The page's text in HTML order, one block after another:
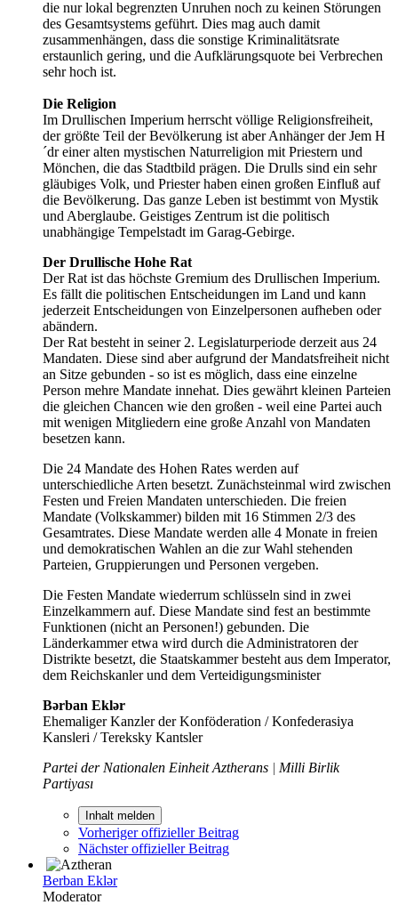
die nur lokal begrenzten Unruhen noch zu keinen Störungen
des Gesamtsystems geführt. Dies mag auch damit
zusammenhängen, dass die sonstige Kriminalitätsrate
erstaunlich gering, und die Aufklärungsquote bei Verbrechen
sehr hoch ist.
Die Religion
Im Drullischen Imperium herrscht völlige Religionsfreiheit,
der größte Teil der Bevölkerung ist aber Anhänger der Jem H
´dr einer alten mystischen Naturreligion mit Priestern und
Mönchen, die das Stadtbild prägen. Die Drulls sind ein sehr
gläubiges Volk, und Priester haben einen großen Einfluß auf
die Bevölkerung. Das ganze Leben ist bestimmt von Mystik
und Aberglaube. Geistiges Zentrum ist die politisch
unabhängige Tempelstadt im Garag-Gebirge.
Der Drullische Hohe Rat
Der Rat ist das höchste Gremium des Drullischen Imperium.
Es fällt die politischen Entscheidungen im Land und kann
jederzeit Entscheidungen von Einzelpersonen aufheben oder
abändern.
Der Rat besteht in seiner 2. Legislaturperiode derzeit aus 24
Mandaten. Diese sind aber aufgrund der Mandatsfreiheit nicht
an Sitze gebunden - so ist es möglich, dass eine einzelne
Person mehre Mandate innehat. Dies gewährt kleinen Parteien
die gleichen Chancen wie den großen - weil eine Partei auch
mit wenigen Mitgliedern eine große Anzahl von Mandaten
besetzen kann.
Die 24 Mandate des Hohen Rates werden auf
unterschiedliche Arten besetzt. Zunächsteinmal wird zwischen
Festen und Freien Mandaten unterschieden. Die freien
Mandate (Volkskammer) bilden mit 16 Stimmen 2/3 des
Gesamtrates. Diese Mandate werden alle 4 Monate in freien
und demokratischen Wahlen an die zur Wahl stehenden
Parteien, Gruppierungen und Personen vergeben.
Die Festen Mandate wiederrum schlüsseln sind in zwei
Einzelkammern auf. Diese Mandate sind fest an bestimmte
Funktionen (nicht an Personen!) gebunden. Die
Länderkammer etwa wird durch die Administratoren der
Distrikte besetzt, die Staatskammer besteht aus dem Imperator,
dem Reichskanler und dem Verteidigungsminister
Bərban Eklər
Ehemaliger Kanzler der Konföderation / Konfederasiya
Kansleri / Tereksky Kantsler
Partei der Nationalen Einheit Aztherans | Milli Birlik
Partiyası
Inhalt melden
Vorheriger offizieller Beitrag
Nächster offizieller Beitrag
Berban Eklər
Moderator